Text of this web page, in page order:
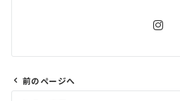
前のページへ